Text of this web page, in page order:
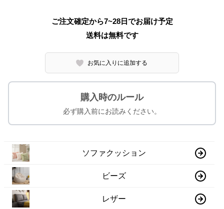
ご注文確定から7~28日でお届け予定
送料は無料です
お気に入りに追加する
購入時のルール
必ず購入前にお読みください。
ソファクッション
ビーズ
レザー